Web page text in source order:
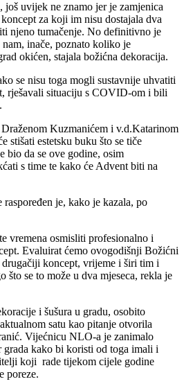
uvijek ne znamo jer je zamjenica
za koji im nisu dostajala dva
njeno tumačenje. No definitivno je
inače, poznato koliko je
okićen, stajala božićna dekoracija.
se nisu toga mogli sustavnije uhvatiti
rješavali situaciju s COVID-om i bili
Kuzmanićem i v.d.Katarinom
stišati estetsku buku što se tiče
bio da se ove godine, osim
s time te kako će Advent biti na
je, kako je kazala, po
vremena osmisliti profesionalno i
Evaluirat ćemo ovogodišnji Božićni
koncept, vrijeme i širi tim i
što se to može u dva mjeseca, rekla je
i šušura u gradu, osobito
satu kao pitanje otvorila
Vijećnicu NLO-a je zanimalo
kako bi koristi od toga imali i
koji rade tijekom cijele godine
poreze.